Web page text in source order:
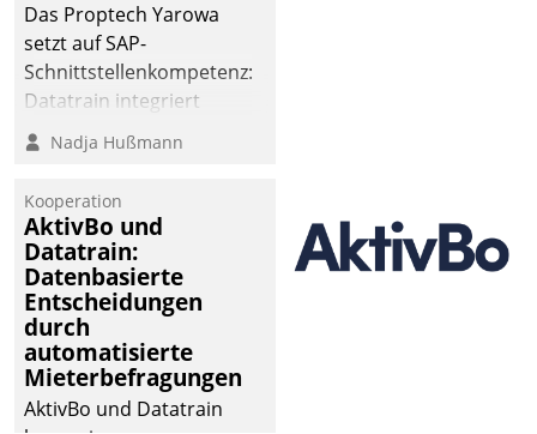
Das Proptech Yarowa
setzt auf SAP-
Schnittstellenkompetenz:
Datatrain integriert
Yarowas Portal zur
Vergabe und Verwaltung
operativen
Instandhaltung in die
SAP-Systemlandschaft
deutscher
Wohnungsunternehmen
– und beschleunigt damit
den Weg vom
Mieteranliegen zum
Nadja Hußmann
Kooperation
AktivBo und
Datatrain:
Datenbasierte
Entscheidungen
durch
automatisierte
Mieterbefragungen
AktivBo und Datatrain